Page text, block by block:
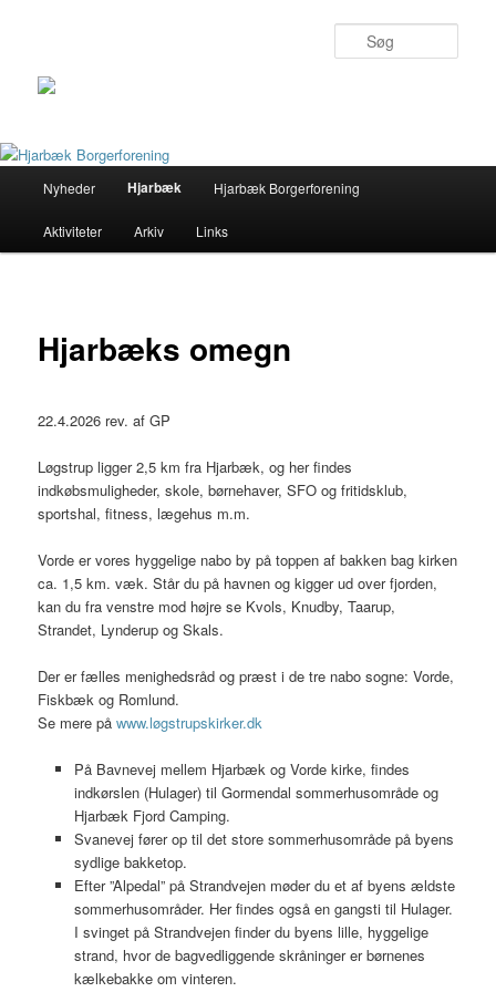
Fortsæt
til
indhold
Nyheder Hjarbæk Hjarbæk Borgerforening
Aktiviteter Arkiv Links
Hjarbæks omegn
22.4.2026 rev. af GP
Løgstrup ligger 2,5 km fra Hjarbæk, og her findes
indkøbsmuligheder, skole, børnehaver, SFO og fritidsklub,
sportshal, fitness, lægehus m.m.
Vorde er vores hyggelige nabo by på toppen af bakken bag kirken
ca. 1,5 km. væk. Står du på havnen og kigger ud over fjorden,
kan du fra venstre mod højre se Kvols, Knudby, Taarup,
Strandet, Lynderup og Skals.
Der er fælles menighedsråd og præst i de tre nabo sogne: Vorde,
Fiskbæk og Romlund.
Se mere påwww.løgstrupskirker.dk
På Bavnevej mellem Hjarbæk og Vorde kirke, findes
indkørslen (Hulager) til Gormendal sommerhusområde og
Hjarbæk Fjord Camping.
Svanevej fører op til det store sommerhusområde på byens
sydlige bakketop.
Efter ”Alpedal” på Strandvejen møder du et af byens ældste
sommerhusområder. Her findes også en gangsti til Hulager.
I svinget på Strandvejen finder du byens lille, hyggelige
strand, hvor de bagvedliggende skråninger er børnenes
kælkebakke om vinteren.